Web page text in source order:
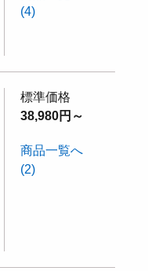
(4)
標準価格
38,980円～
商品一覧へ
(2)